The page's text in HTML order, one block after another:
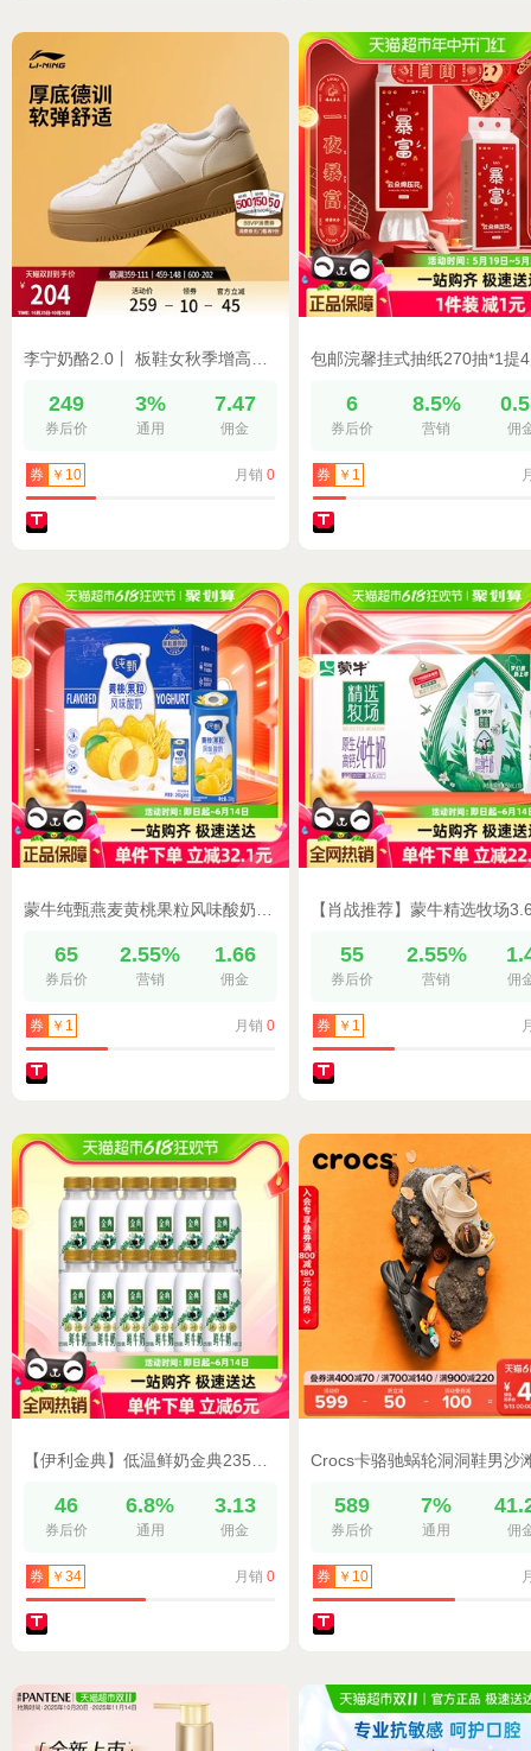
249
券后价
3%
通用
7.47
佣金
券 ￥10 月销 0
6
券后价
8.5%
营销 佣
券 ￥1
65
券后价
2.55%
营销
1.66
佣金
券 ￥1 月销 0
55
券后价
2.55%
营销 佣
券 ￥1
46
券后价
6.8%
通用
3.13
佣金
券 ￥34 月销 0
589
券后价
7%
通用 佣
券 ￥10